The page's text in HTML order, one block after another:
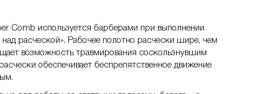
Comb используется барберами при выполнении
расческой». Рабочее полотно расчески шире, чем
возможность травмирования соскользнувшим
обеспечивает беспрепятственное движение